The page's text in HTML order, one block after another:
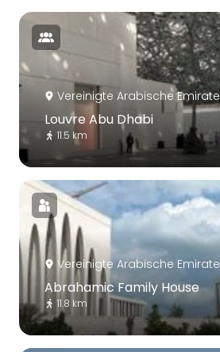
Vereinigte Arabische Emirate
Louvre Abu Dhabi
11.5 km
Vereinigte Arabische Emirate
Abrahamic Family House
11.8 km